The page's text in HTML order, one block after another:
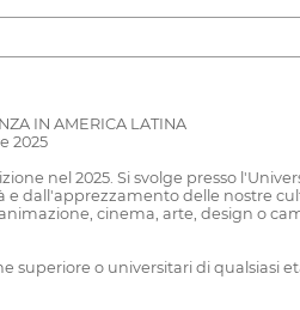
IN AMERICA LATINA
2025
nel 2025. Si svolge presso
dall'apprezzamento delle nostre
cinema, arte, design o
superiore o universitari di qualsiasi